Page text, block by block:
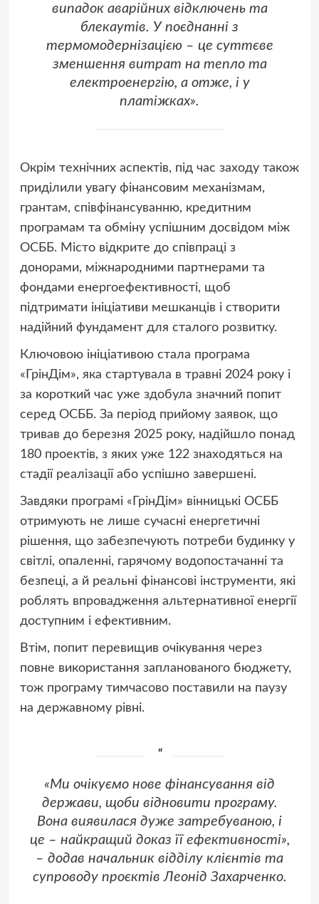
випадок аварійних відключень та
блекаутів. У поєднанні з
термомодернізацією – це суттєве
зменшення витрат на тепло та
електроенергію, а отже, і у
платіжках».
Окрім технічних аспектів, під час заходу також
приділили увагу фінансовим механізмам,
грантам, співфінансуванню, кредитним
програмам та обміну успішним досвідом між
ОСББ. Місто відкрите до співпраці з
донорами, міжнародними партнерами та
фондами енергоефективності, щоб
підтримати ініціативи мешканців і створити
надійний фундамент для сталого розвитку.
Ключовою ініціативою стала програма
«ГрінДім», яка стартувала в травні 2024 року і
за короткий час уже здобула значний попит
серед ОСББ. За період прийому заявок, що
тривав до березня 2025 року, надійшло понад
180 проектів, з яких уже 122 знаходяться на
стадії реалізації або успішно завершені.
Завдяки програмі «ГрінДім» вінницькі ОСББ
отримують не лише сучасні енергетичні
рішення, що забезпечують потреби будинку у
світлі, опаленні, гарячому водопостачанні та
безпеці, а й реальні фінансові інструменти, які
роблять впровадження альтернативної енергії
доступним і ефективним.
Втім, попит перевищив очікування через
повне використання запланованого бюджету,
тож програму тимчасово поставили на паузу
на державному рівні.
«Ми очікуємо нове фінансування від
держави, щоби відновити програму.
Вона виявилася дуже затребуваною, і
це – найкращий доказ її ефективності»,
– додав начальник відділу клієнтів та
супроводу проєктів Леонід Захарченко.